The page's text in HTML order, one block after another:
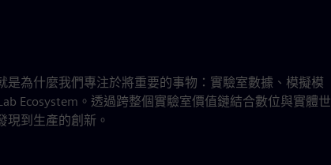
為什麼我們專注於將重要的事物：實驗室數據、模擬模
Ecosystem。透過跨整個實驗室價值鏈結合數位與實體世
現到生產的創新。